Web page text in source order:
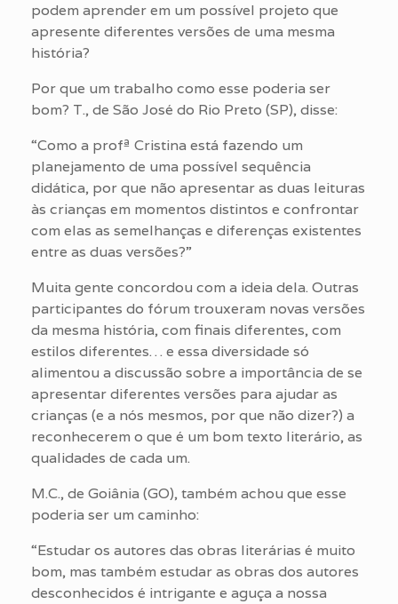
podem aprender em um possível projeto que
apresente diferentes versões de uma mesma
história?
Por que um trabalho como esse poderia ser
bom? T., de São José do Rio Preto (SP), disse:
“Como a profª Cristina está fazendo um
planejamento de uma possível sequência
didática, por que não apresentar as duas leituras
às crianças em momentos distintos e confrontar
com elas as semelhanças e diferenças existentes
entre as duas versões?”
Muita gente concordou com a ideia dela. Outras
participantes do fórum trouxeram novas versões
da mesma história, com finais diferentes, com
estilos diferentes… e essa diversidade só
alimentou a discussão sobre a importância de se
apresentar diferentes versões para ajudar as
crianças (e a nós mesmos, por que não dizer?) a
reconhecerem o que é um bom texto literário, as
qualidades de cada um.
M.C., de Goiânia (GO), também achou que esse
poderia ser um caminho:
“Estudar os autores das obras literárias é muito
bom, mas também estudar as obras dos autores
desconhecidos é intrigante e aguça a nossa